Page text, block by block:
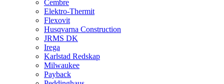
Cembre
Elektro-Thermit
Flexovit
Husqvarna Construction
JRMS DK
Irega
Karlstad Redskap
Milwaukee
Payback